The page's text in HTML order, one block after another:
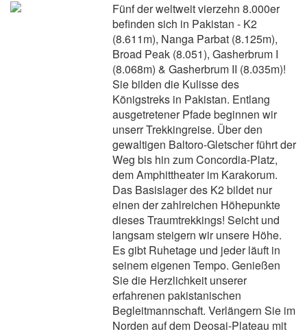
Fünf der weltweit vierzehn 8.000er
befinden sich in Pakistan - K2
(8.611m), Nanga Parbat (8.125m),
Broad Peak (8.051), Gasherbrum I
(8.068m) & Gasherbrum II (8.035m)!
Sie bilden die Kulisse des
Königstreks in Pakistan. Entlang
ausgetretener Pfade beginnen wir
unserr Trekkingreise. Über den
gewaltigen Baltoro-Gletscher führt der
Weg bis hin zum Concordia-Platz,
dem Amphittheater im Karakorum.
Das Basislager des K2 bildet nur
einen der zahlreichen Höhepunkte
dieses Traumtrekkings! Seicht und
langsam steigern wir unsere Höhe.
Es gibt Ruhetage und jeder läuft in
seinem eigenen Tempo. Genießen
Sie die Herzlichkeit unserer
erfahrenen pakistanischen
Begleitmannschaft. Verlängern Sie im
Norden auf dem Deosai-Plateau mit